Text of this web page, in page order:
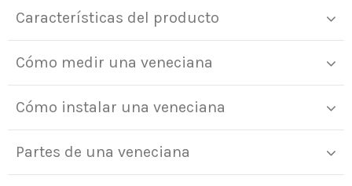
Características del producto
Cómo medir una veneciana
Cómo instalar una veneciana
Partes de una veneciana